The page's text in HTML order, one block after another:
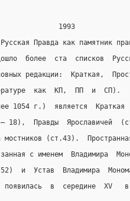
1993
Правда как памятник
более  ста  списков
редакции:  Краткая,
как  КП,  ПП  и  СП).
1054 г.)  является
— 18),  Правды  Ярославичей
(ст.43).
с именем  Владимира
и  Устав  Владимира
появилась  в  середине  XV